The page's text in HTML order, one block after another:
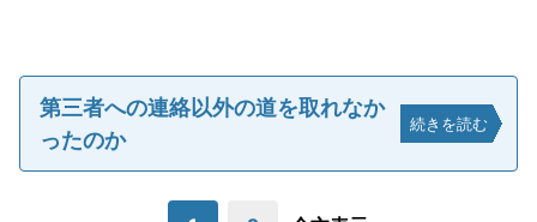
第三者への連絡以外の道を取れなか
ったのか
続きを読む